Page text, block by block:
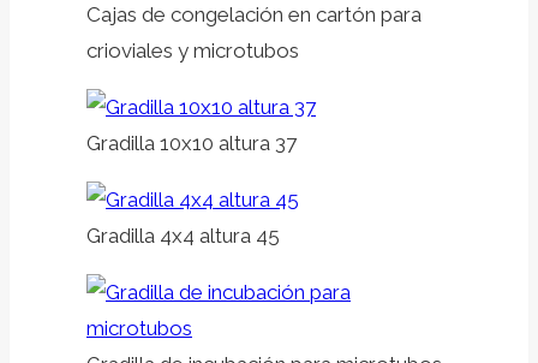
Cajas de congelación en cartón para
crioviales y microtubos
Gradilla 10x10 altura 37
Gradilla 4x4 altura 45